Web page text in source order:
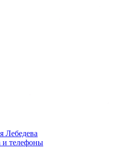
Лебедева
и телефоны